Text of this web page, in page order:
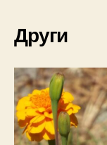
Други